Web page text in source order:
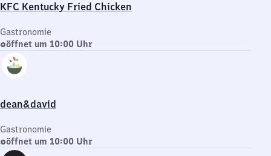
KFC Kentucky Fried Chicken
Gastronomie
öffnet um 10:00 Uhr
dean&david
Gastronomie
öffnet um 10:00 Uhr